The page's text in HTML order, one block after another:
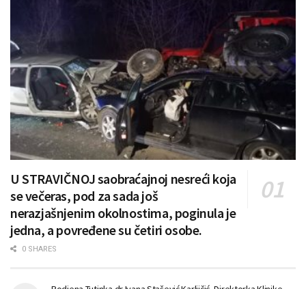
U STRAVIČNOJ saobraćajnoj nesreći koja
se večeras, pod za sada još
nerazjašnjenim okolnostima, poginula je
jedna, a povređene su četiri osobe.
0 SHARES